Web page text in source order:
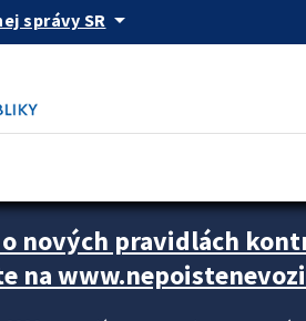
správy SR arrow_drop_down
o nových pravidlách
na